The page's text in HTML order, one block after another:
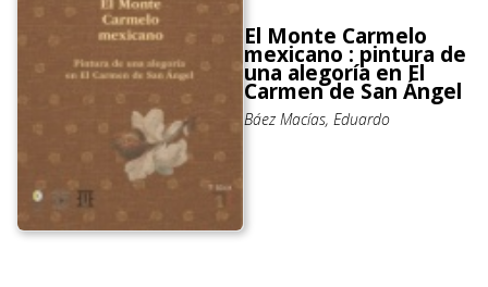
El Monte Carmelo
mexicano : pintura de
una alegoría en El
Carmen de San Ángel
Báez Macías, Eduardo